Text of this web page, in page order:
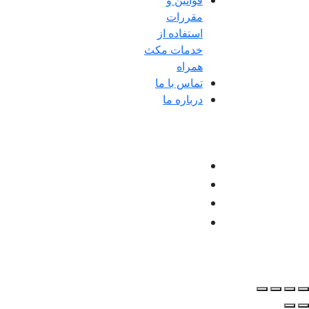
مقررات
استفاده از
خدمات مکث
همراه
تماس با ما
درباره ما